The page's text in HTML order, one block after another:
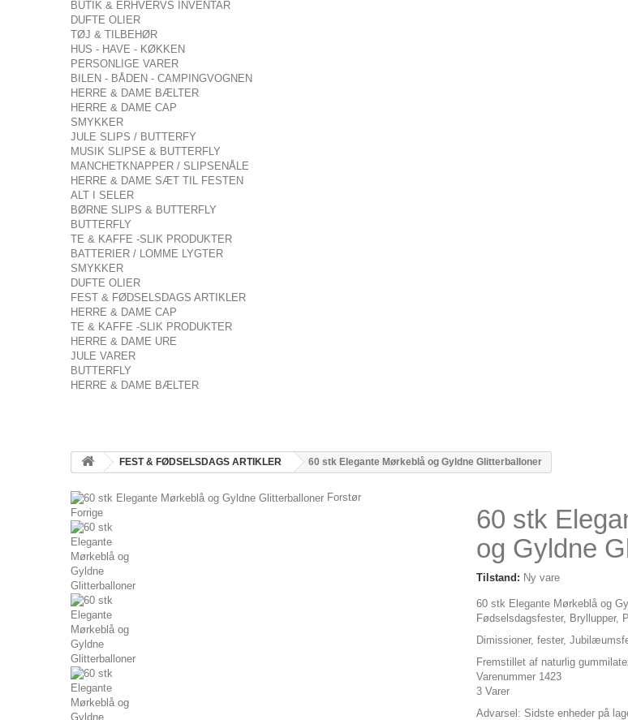
BUTIK & ERHVERVS INVENTAR
DUFTE OLIER
TØJ & TILBEHØR
HUS - HAVE - KØKKEN
PERSONLIGE VARER
BILEN - BÅDEN - CAMPINGVOGNEN
HERRE & DAME BÆLTER
HERRE & DAME CAP
SMYKKER
JULE SLIPS / BUTTERFY
MUSIK SLIPSE & BUTTERFLY
MANCHETKNAPPER / SLIPSENÅLE
HERRE & DAME SÆT TIL FESTEN
ALT I SELER
BØRNE SLIPS & BUTTERFLY
BUTTERFLY
TE & KAFFE -SLIK PRODUKTER
BATTERIER / LOMME LYGTER
SMYKKER
DUFTE OLIER
FEST & FØDSELSDAGS ARTIKLER
HERRE & DAME CAP
TE & KAFFE -SLIK PRODUKTER
HERRE & DAME URE
JULE VARER
BUTTERFLY
HERRE & DAME BÆLTER
FEST & FØDSELSDAGS ARTIKLER 60 stk Elegante Mørkeblå og Gyldne Glitterballoner
Forstør
Forrige
60 stk
og Gyldne
Tilstand: Ny vare
60 stk Elegante Mørkeblå og
Fødselsdagsfester, Bryllupper,
Dimissioner, fester,
Fremstillet af naturlig
Varenummer 1423
3 Varer
Advarsel: Sidste enheder på